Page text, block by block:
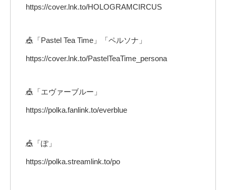
https://cover.lnk.to/HOLOGRAMCIRCUS
🎪「Pastel Tea Time」「ペルソナ」
https://cover.lnk.to/PastelTeaTime_persona
🎪「エヴァーブルー」
https://polka.fanlink.to/everblue
🎪「ぽ」
https://polka.streamlink.to/po